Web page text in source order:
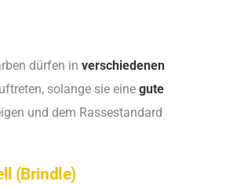
dürfen in verschiedenen
solange sie eine gute
und dem Rassestandard
(Brindle)